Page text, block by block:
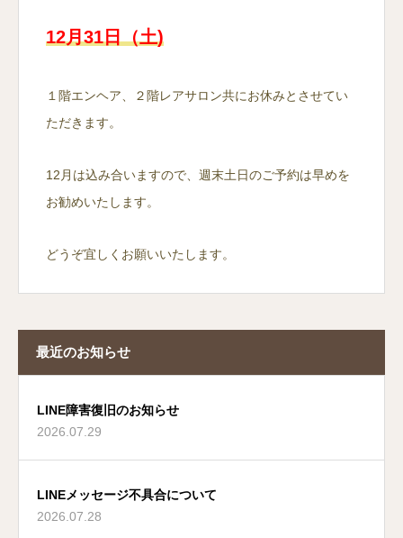
12月31日（土)
１階エンヘア、２階レアサロン共にお休みとさせてい
ただきます。
12月は込み合いますので、週末土日のご予約は早めを
お勧めいたします。
どうぞ宜しくお願いいたします。
最近のお知らせ
LINE障害復旧のお知らせ
2026.07.29
LINEメッセージ不具合について
2026.07.28